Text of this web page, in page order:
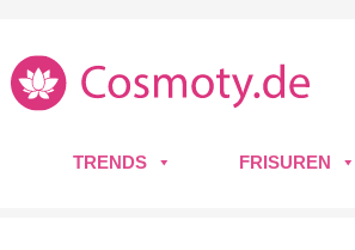
TRENDS FRISUREN